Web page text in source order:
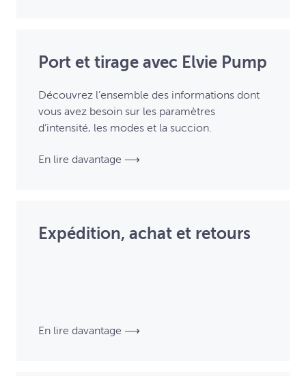
Port et tirage avec Elvie Pump
Découvrez l’ensemble des informations dont
vous avez besoin sur les paramètres
d’intensité, les modes et la succion.
En lire davantage ⟶
Expédition, achat et retours
En lire davantage ⟶